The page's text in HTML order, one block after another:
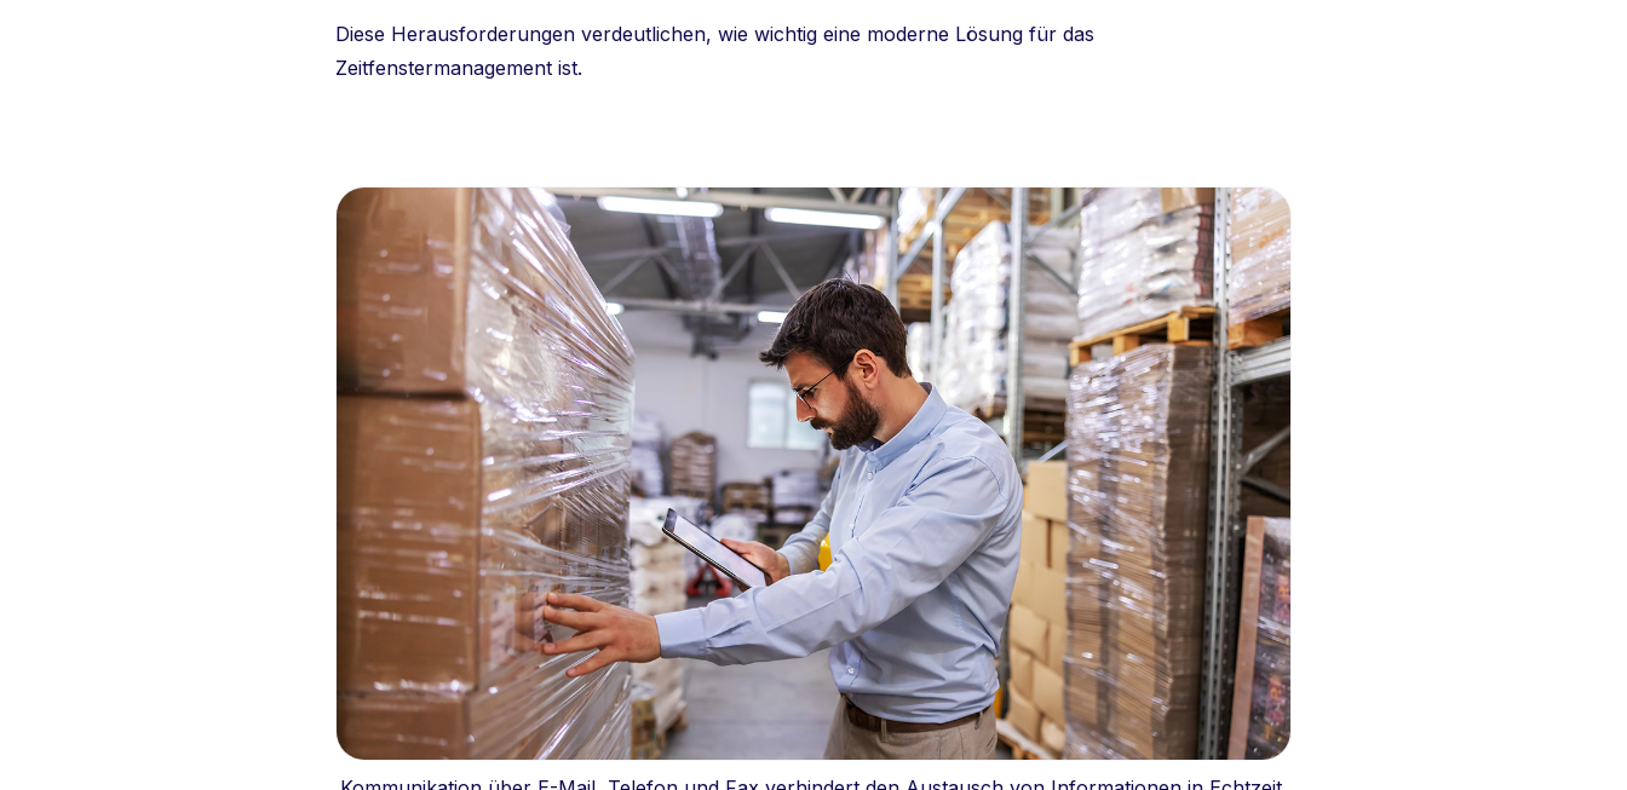
Diese Herausforderungen verdeutlichen, wie wichtig eine moderne Lösung für das
Zeitfenstermanagement ist.